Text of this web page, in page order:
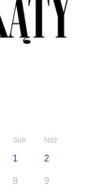
Sob Ndz
1 2
8 9